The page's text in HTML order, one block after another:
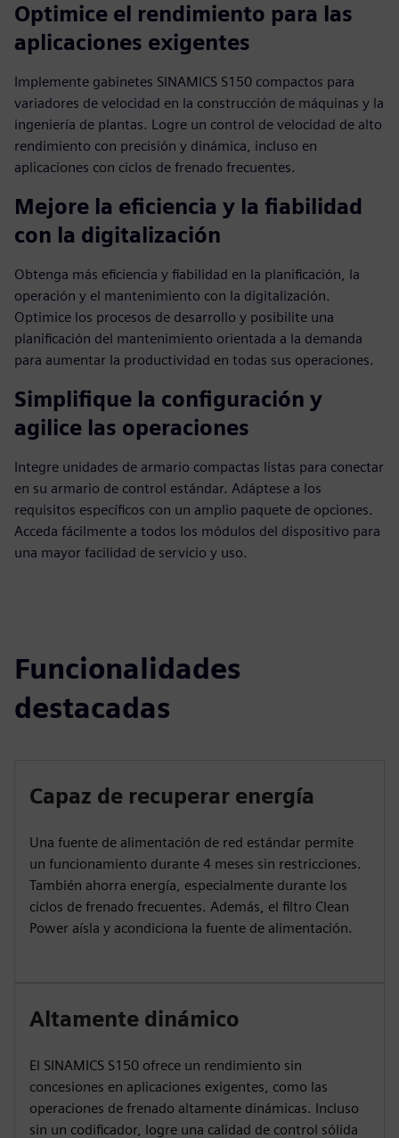
Optimice el rendimiento para las
aplicaciones exigentes
Implemente gabinetes SINAMICS S150 compactos para
variadores de velocidad en la construcción de máquinas y la
ingeniería de plantas. Logre un control de velocidad de alto
rendimiento con precisión y dinámica, incluso en
aplicaciones con ciclos de frenado frecuentes.
Mejore la eficiencia y la fiabilidad
con la digitalización
Obtenga más eficiencia y fiabilidad en la planificación, la
operación y el mantenimiento con la digitalización.
Optimice los procesos de desarrollo y posibilite una
planificación del mantenimiento orientada a la demanda
para aumentar la productividad en todas sus operaciones.
Simplifique la configuración y
agilice las operaciones
Integre unidades de armario compactas listas para conectar
en su armario de control estándar. Adáptese a los
requisitos específicos con un amplio paquete de opciones.
Acceda fácilmente a todos los módulos del dispositivo para
una mayor facilidad de servicio y uso.
Funcionalidades
destacadas
Capaz de recuperar energía
Una fuente de alimentación de red estándar permite
un funcionamiento durante 4 meses sin restricciones.
También ahorra energía, especialmente durante los
ciclos de frenado frecuentes. Además, el filtro Clean
Power aísla y acondiciona la fuente de alimentación.
Altamente dinámico
El SINAMICS S150 ofrece un rendimiento sin
concesiones en aplicaciones exigentes, como las
operaciones de frenado altamente dinámicas. Incluso
sin un codificador, logre una calidad de control sólida